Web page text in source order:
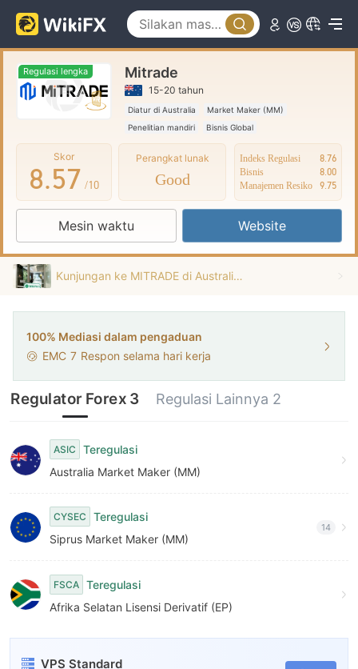
Regulasi lengka Mitrade
15-20 tahun
Diatur di Australia
Market Maker (MM)
Penelitian mandiri
Bisnis Global
Skor
3
4
5
7
8
9
.
0
1
2
4
5
6
7
8
9
2
3
4
6
7
8
9
/10
Perangkat lunak
Good
Indeks Regulasi
8.76
Bisnis
8.00
Manajemen Resiko
9.75
Mesin waktu Website
Kunjungan ke MITRADE di Australia - Kantor Ditemukan
100% Mediasi dalam pengaduan
EMC 7 Respon selama hari kerja
Regulator Forex 3 Regulasi Lainnya 2
ASIC
Teregulasi
Australia Market Maker (MM)
CYSEC
Teregulasi
Siprus Market Maker (MM)
14
FSCA Teregulasi
Afrika Selatan Lisensi Derivatif (EP)
VPS Standard